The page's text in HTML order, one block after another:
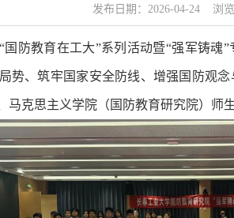
发布日期：2026-04-24 浏览
防教育在工大”系列活动暨“强军铸魂
势、筑牢国家安全防线、增强国防观
马克思主义学院（国防教育研究院）师